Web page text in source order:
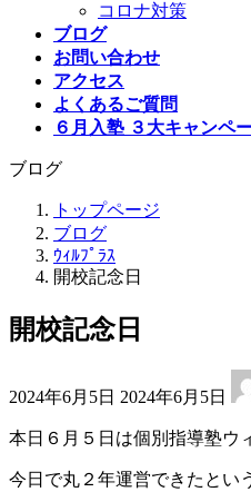
コロナ対策
ブログ
お問い合わせ
アクセス
よくあるご質問
６月入塾 ３大キャンペ
ブログ
トップページ
ブログ
ｳｨﾙﾌﾟﾗｽ
開校記念日
開校記念日
2024年6月5日 終
新
日
2024年6月5日
本日６月５日は個別指導塾ウ
今日で丸２年運営できたとい